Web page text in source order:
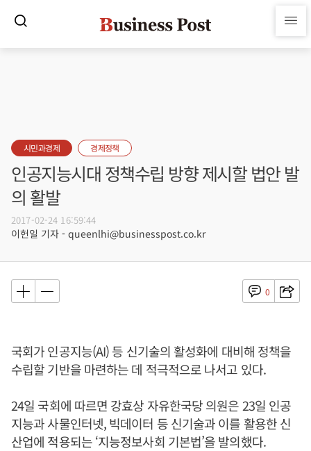
시민과경제 경제정책
인공지능시대 정책수립 방향 제시할 법안 발
의 활발
2017-02-24 16:59:44
이헌일 기자 - queenlhi@businesspost.co.kr
0
국회가 인공지능(AI) 등 신기술의 활성화에 대비해 정책을
수립할 기반을 마련하는 데 적극적으로 나서고 있다.
24일 국회에 따르면 강효상 자유한국당 의원은 23일 인공
지능과 사물인터넷, 빅데이터 등 신기술과 이를 활용한 신
산업에 적용되는 ‘지능정보사회 기본법’을 발의했다.